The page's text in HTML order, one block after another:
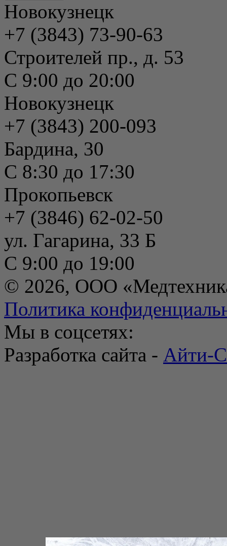
Новокузнецк
+7 (3843) 73-90-63
Строителей пр., д. 53
С 9:00 до 20:00
Новокузнецк
+7 (3843) 200-093
Бардина, 30
С 8:30 до 17:30
Прокопьевск
+7 (3846) 62-02-50
ул. Гагарина, 33 Б
С 9:00 до 19:00
© 2026, ООО
Политика
Мы в соцсетях:
Разработка сайта - Айти-